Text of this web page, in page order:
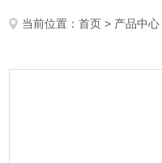
当前位置：首页 > 产品中心